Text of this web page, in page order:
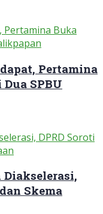
Pertamina
SPBU
Skema